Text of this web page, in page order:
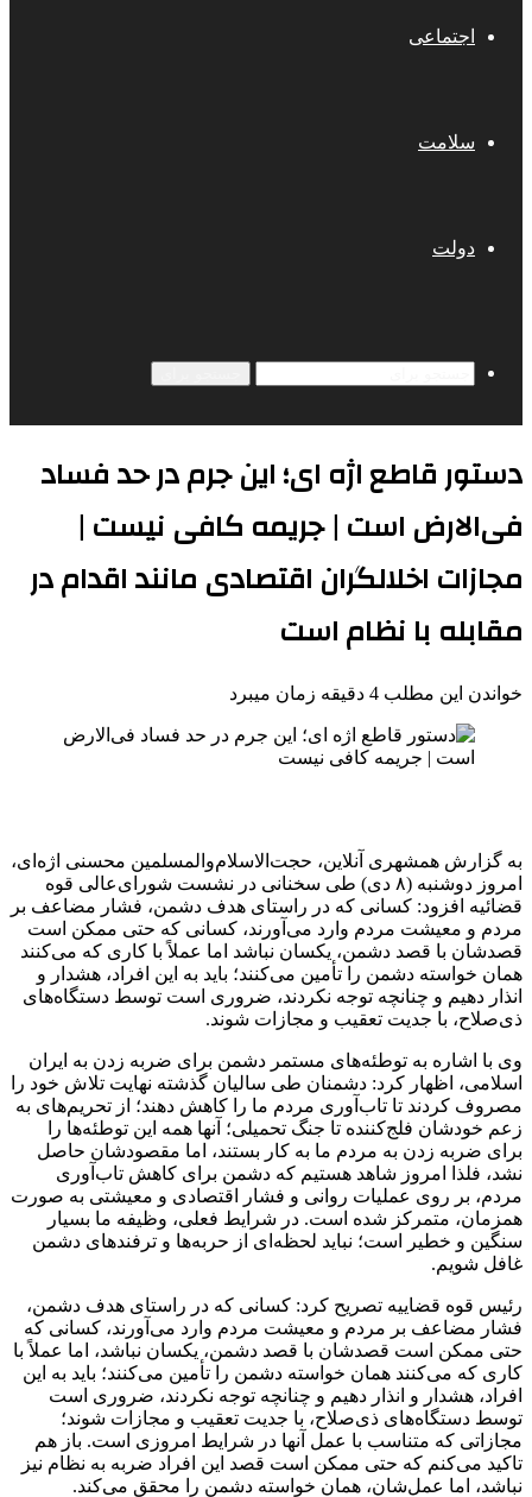
اجتماعی
سلامت
دولت
دستور قاطع اژه ای؛ این جرم در حد فساد
فی‌الارض است | جریمه کافی نیست |
مجازات اخلالگران اقتصادی مانند اقدام در
مقابله با نظام است
خواندن این مطلب 4 دقیقه زمان میبرد
به گزارش همشهری آنلاین، حجت‌الاسلام‌والمسلمین محسنی اژه‌ای،
امروز دوشنبه (۸ دی) طی سخنانی در نشست شورای‌عالی قوه
قضائیه افزود: کسانی که در راستای هدف دشمن، فشار مضاعف بر
مردم و معیشت مردم وارد می‌آورند، کسانی که حتی ممکن است
قصدشان با قصد دشمن، یکسان نباشد اما عملاً با کاری که می‌کنند
همان خواسته دشمن را تأمین می‌کنند؛ باید به این افراد، هشدار و
انذار دهیم و چنانچه توجه نکردند، ضروری است توسط دستگاه‌های
ذی‌صلاح، با جدیت تعقیب و مجازات شوند.
وی با اشاره به توطئه‌های مستمر دشمن برای ضربه زدن به ایران
اسلامی، اظهار کرد: دشمنان طی سالیان گذشته نهایت تلاش خود را
مصروف کردند تا تاب‌آوری مردم ما را کاهش دهند؛ از تحریم‌های به
زعم خودشان فلج‌کننده تا جنگ تحمیلی؛ آنها همه این توطئه‌ها را
برای ضربه زدن به مردم ما به کار بستند، اما مقصودشان حاصل
نشد، فلذا امروز شاهد هستیم که دشمن برای کاهش تاب‌آوری
مردم، بر روی عملیات روانی و فشار اقتصادی و معیشتی به صورت
همزمان، متمرکز شده است. در شرایط فعلی، وظیفه ما بسیار
سنگین و خطیر است؛ نباید لحظه‌ای از حربه‌ها و ترفندهای دشمن
غافل شویم.
رئیس قوه قضاییه تصریح کرد: کسانی که در راستای هدف دشمن،
فشار مضاعف بر مردم و معیشت مردم وارد می‌آورند، کسانی که
حتی ممکن است قصدشان با قصد دشمن، یکسان نباشد، اما عملاً با
کاری که می‌کنند همان خواسته دشمن را تأمین می‌کنند؛ باید به این
افراد، هشدار و انذار دهیم و چنانچه توجه نکردند، ضروری است
توسط دستگاه‌های ذی‌صلاح، با جدیت تعقیب و مجازات شوند؛
مجازاتی که متناسب با عمل آنها در شرایط امروزی است. باز هم
تاکید می‌کنم که حتی ممکن است قصد این افراد ضربه به نظام نیز
نباشد، اما عمل‌شان، همان خواسته دشمن را محقق می‌کند.